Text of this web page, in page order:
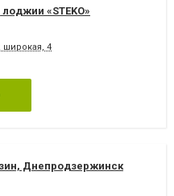
«STEKO»
4
Днепродзержинск